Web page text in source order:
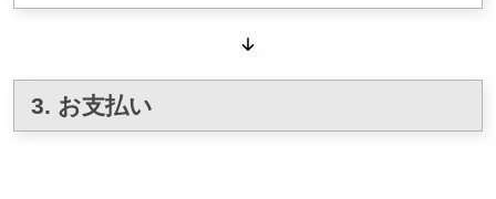
3. お支払い